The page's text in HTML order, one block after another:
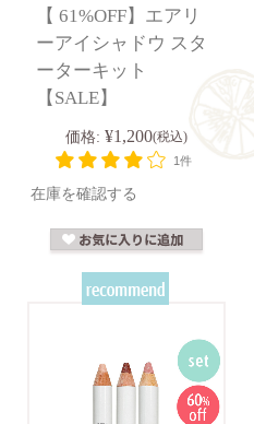
【 61%OFF】エアリ
ーアイシャドウ スタ
ーターキット
【SALE】
価格: ¥1,200(税込)
1件
在庫を確認する